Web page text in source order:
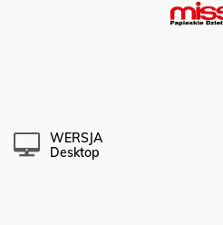
WERSJA
Desktop